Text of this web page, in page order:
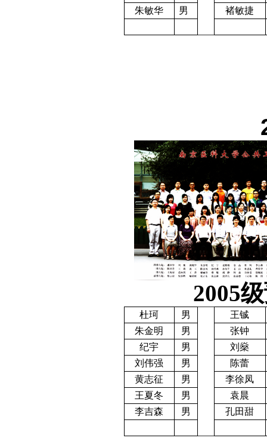
朱敏华
男 褚敏捷
2005
杜珂 男
王铖
朱金明
男
张钟
纪宇
男
刘燊
刘伟强
男
陈蕾
黄志征
男
李徐凤
王夏冬
男
袁晨
李吉森
男 孔田甜